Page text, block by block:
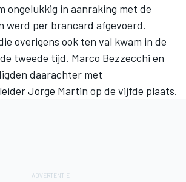
ongelukkig in aanraking met de
werd per brancard afgevoerd.
overigens ook ten val kwam in de
tweede tijd. Marco Bezzecchi en
daarachter met
Jorge Martin op de vijfde plaats.